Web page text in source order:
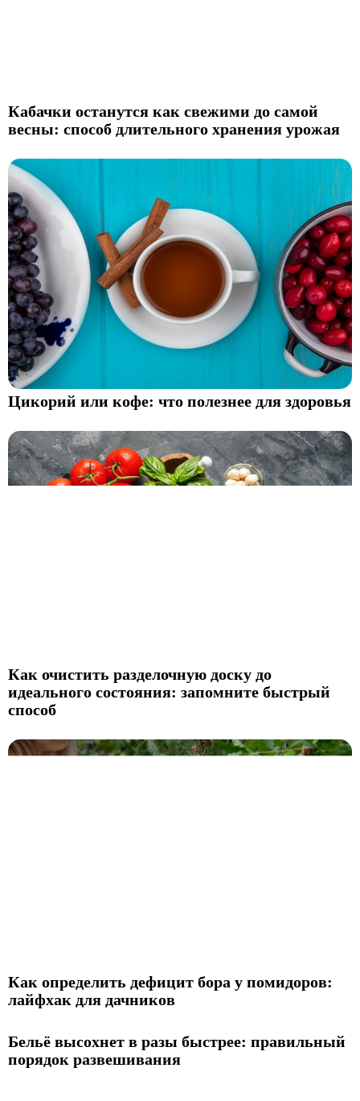
Кабачки останутся как свежими до самой
весны: способ длительного хранения урожая
Цикорий или кофе: что полезнее для здоровья
Как очистить разделочную доску до
идеального состояния: запомните быстрый
способ
Как определить дефицит бора у помидоров:
лайфхак для дачников
Бельё высохнет в разы быстрее: правильный
порядок развешивания